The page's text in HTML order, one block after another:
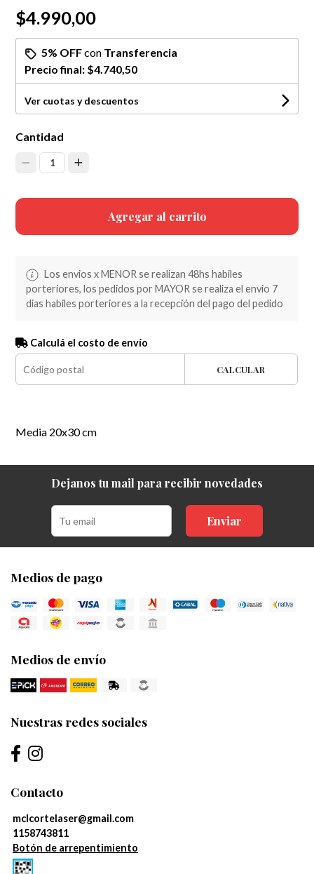
$4.990,00
5% OFFcon Transferencia
Precio final: $4.740,50
Ver cuotas y descuentos
Cantidad
1
Agregar al carrito
Los envios x MENOR se realizan 48hs habiles
porteriores, los pedidos por MAYOR se realiza el envio 7
dias habiles porteriores a la recepción del pago del pedido
Calculá el costo de envío
CALCULAR
Media 20x30 cm
Dejanos tu mail para recibir novedades
Enviar
Medios de pago
Medios de envío
Nuestras redes sociales
Contacto
mclcortelaser@gmail.com
1158743811
Botón de arrepentimiento